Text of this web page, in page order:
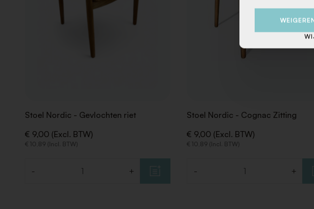
Stoel Nordic - Gevlochten riet
€ 9,00 (Excl. BTW)
€ 10,89 (Incl. BTW)
- +
Stoel Nordic - Cognac Zitting
€ 9,00 (Excl. BTW)
€ 10,89 (Incl. BTW)
- +